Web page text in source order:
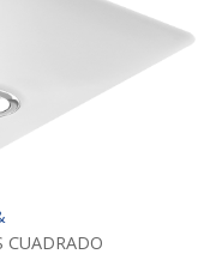
CUADRADO